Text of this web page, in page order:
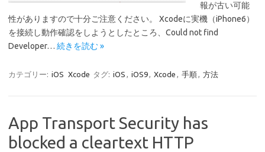
報が古い可能
性がありますので十分ご注意ください。 Xcodeに実機（iPhone6）
を接続し動作確認をしようとしたところ、Could not find
Developer… 続きを読む »
カテゴリー: iOS Xcode タグ: iOS , iOS9, Xcode , 手順, 方法
App Transport Security has
blocked a cleartext HTTP